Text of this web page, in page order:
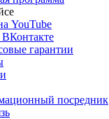
YouTube
гарантии
посредник